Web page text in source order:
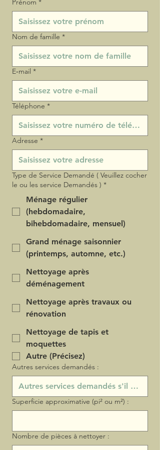
Prénom *
Nom de famille *
E‑mail *
Téléphone *
Adresse *
Type de Service Demandé ( Veuillez cocher
le ou les service Demandés ) *
Ménage régulier
(hebdomadaire,
bihebdomadaire, mensuel)
Grand ménage saisonnier
(printemps, automne, etc.)
Nettoyage après
déménagement
Nettoyage après travaux ou
rénovation
Nettoyage de tapis et
moquettes
Autre (Précisez)
Autres services demandés :
Superficie approximative (pi² ou m²) :
Nombre de pièces à nettoyer :